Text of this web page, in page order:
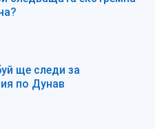
ще следи за
по Дунав